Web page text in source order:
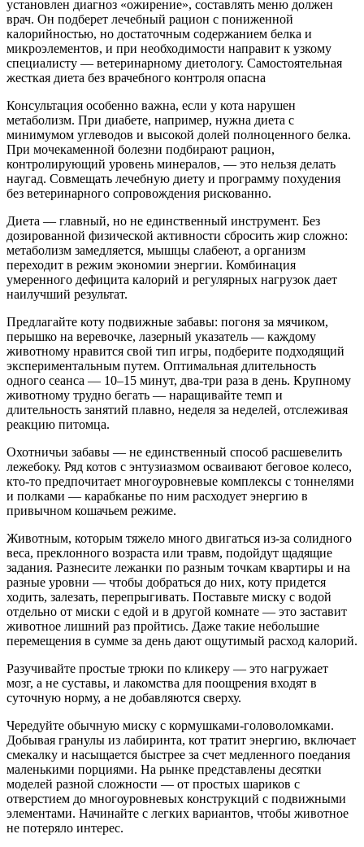
установлен диагноз «ожирение», составлять меню должен
врач. Он подберет лечебный рацион с пониженной
калорийностью, но достаточным содержанием белка и
микроэлементов, и при необходимости направит к узкому
специалисту — ветеринарному диетологу. Самостоятельная
жесткая диета без врачебного контроля опасна
Консультация особенно важна, если у кота нарушен
метаболизм. При диабете, например, нужна диета с
минимумом углеводов и высокой долей полноценного белка.
При мочекаменной болезни подбирают рацион,
контролирующий уровень минералов, — это нельзя делать
наугад. Совмещать лечебную диету и программу похудения
без ветеринарного сопровождения рискованно.
Диета — главный, но не единственный инструмент. Без
дозированной физической активности сбросить жир сложно:
метаболизм замедляется, мышцы слабеют, а организм
переходит в режим экономии энергии. Комбинация
умеренного дефицита калорий и регулярных нагрузок дает
наилучший результат.
Предлагайте коту подвижные забавы: погоня за мячиком,
перышко на веревочке, лазерный указатель — каждому
животному нравится свой тип игры, подберите подходящий
экспериментальным путем. Оптимальная длительность
одного сеанса — 10–15 минут, два-три раза в день. Крупному
животному трудно бегать — наращивайте темп и
длительность занятий плавно, неделя за неделей, отслеживая
реакцию питомца.
Охотничьи забавы — не единственный способ расшевелить
лежебоку. Ряд котов с энтузиазмом осваивают беговое колесо,
кто-то предпочитает многоуровневые комплексы с тоннелями
и полками — карабканье по ним расходует энергию в
привычном кошачьем режиме.
Животным, которым тяжело много двигаться из-за солидного
веса, преклонного возраста или травм, подойдут щадящие
задания. Разнесите лежанки по разным точкам квартиры и на
разные уровни — чтобы добраться до них, коту придется
ходить, залезать, перепрыгивать. Поставьте миску с водой
отдельно от миски с едой и в другой комнате — это заставит
животное лишний раз пройтись. Даже такие небольшие
перемещения в сумме за день дают ощутимый расход калорий.
Разучивайте простые трюки по кликеру — это нагружает
мозг, а не суставы, и лакомства для поощрения входят в
суточную норму, а не добавляются сверху.
Чередуйте обычную миску с кормушками-головоломками.
Добывая гранулы из лабиринта, кот тратит энергию, включает
смекалку и насыщается быстрее за счет медленного поедания
маленькими порциями. На рынке представлены десятки
моделей разной сложности — от простых шариков с
отверстием до многоуровневых конструкций с подвижными
элементами. Начинайте с легких вариантов, чтобы животное
не потеряло интерес.